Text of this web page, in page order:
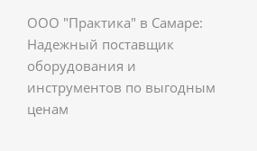
ООО "Практика" в Самаре:
Надежный поставщик
оборудования и
инструментов по выгодным
ценам